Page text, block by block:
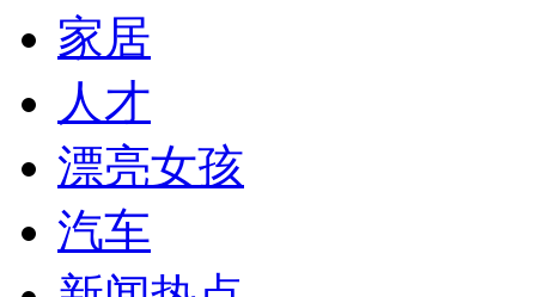
家居
人才
漂亮女孩
汽车